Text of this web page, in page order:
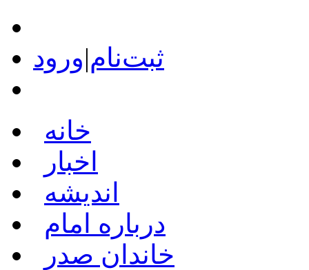
ثبت‌نام|ورود
خانه
اخبار
اندیشه
درباره امام
خاندان صدر